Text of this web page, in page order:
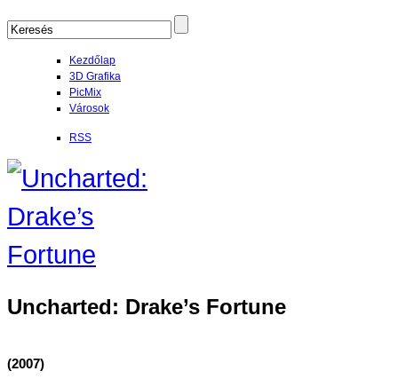
Kezdőlap
3D Grafika
PicMix
Városok
RSS
Uncharted: Drake’s Fortune
(2007)